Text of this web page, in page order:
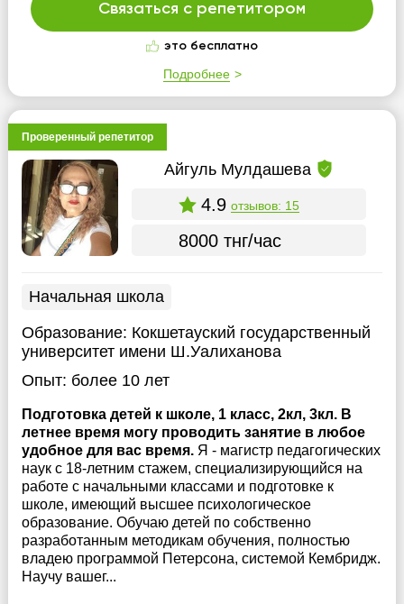
Связаться с репетитором
это бесплатно
Подробнее
Проверенный репетитор
Айгуль Мулдашева
4.9 отзывов: 15
8000 тнг/час
Начальная школа
Образование: Кокшетауский государственный
университет имени Ш.Уалиханова
Опыт: более 10 лет
Подготовка детей к школе, 1 класс, 2кл, 3кл. В
летнее время могу проводить занятие в любое
удобное для вас время. Я - магистр педагогических
наук с 18-летним стажем, специализирующийся на
работе с начальными классами и подготовке к
школе, имеющий высшее психологическое
образование. Обучаю детей по собственно
разработанным методикам обучения, полностью
владею программой Петерсона, системой Кембридж.
Научу вашег...